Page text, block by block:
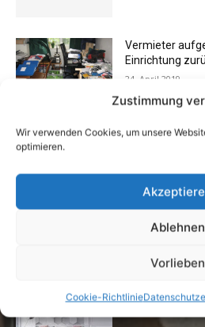
Zustimmung
Wir verwenden Cookies, um unsere
optimieren.
Ablehnen
Vorlieben
Cookie-Richtlinie
Vermieter
Einrichtung
24. April 2019
Buchtipp:
Die Redaktion empfiehlt
Fototapeten: